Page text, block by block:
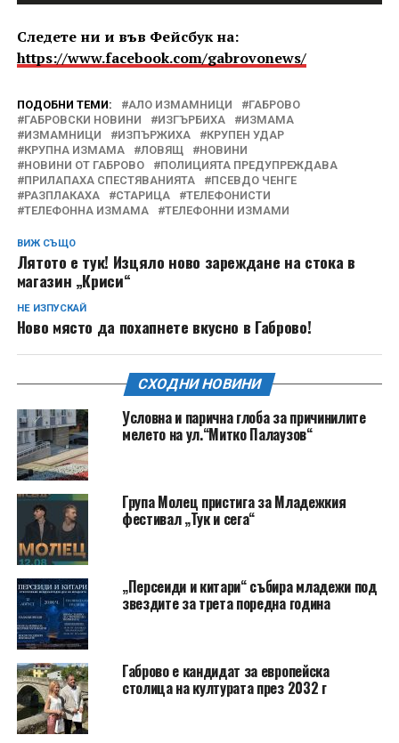
Следете ни и във Фейсбук на:
https://www.facebook.com/gabrovonews/
ПОДОБНИ ТЕМИ: АЛО ИЗМАМНИЦИ
ГАБРОВО
ГАБРОВСКИ НОВИНИ
ИЗГЪРБИХА
ИЗМАМА
ИЗМАМНИЦИ
ИЗПЪРЖИХА
КРУПЕН УДАР
КРУПНА ИЗМАМА
ЛОВЯЩ
НОВИНИ
НОВИНИ ОТ ГАБРОВО
ПОЛИЦИЯТА ПРЕДУПРЕЖДАВА
ПРИЛАПАХА СПЕСТЯВАНИЯТА
ПСЕВДО ЧЕНГЕ
РАЗПЛАКАХА
СТАРИЦА
ТЕЛЕФОНИСТИ
ТЕЛЕФОННА ИЗМАМА
ТЕЛЕФОННИ ИЗМАМИ
ВИЖ СЪЩО
Лятото е тук! Изцяло ново зареждане на стока в
магазин „Криси“
НЕ ИЗПУСКАЙ
Ново място да похапнете вкусно в Габрово!
СХОДНИ НОВИНИ
Условна и парична глоба за причинилите
мелето на ул.“Митко Палаузов“
Група Молец пристига за Младежкия
фестивал „Тук и сега“
„Персеиди и китари“ събира младежи под
звездите за трета поредна година
Габрово е кандидат за европейска
столица на културата през 2032 г